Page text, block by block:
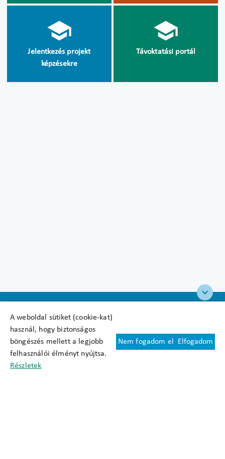
A weboldal sütiket (cookie-kat)
használ, hogy biztonságos
böngészés mellett a legjobb
felhasználói élményt nyújtsa.
Részletek
Nem fogadom el Elfogadom
Jelentkezés projekt
képzésekre
Távoktatási portál
Felhasználási feltételek